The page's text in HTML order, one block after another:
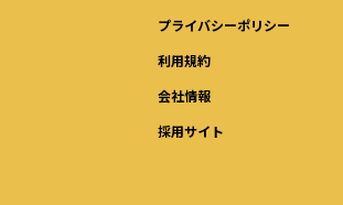
プライバシーポリシー
利用規約
会社情報
採用サイト